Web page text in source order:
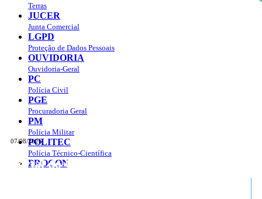
07/08/2026
Portal do Governo do
Terras
JUCER
Junta Comercial
LGPD
Proteção de Dados Pessoais
OUVIDORIA
Ouvidoria-Geral
PC
Polícia Civil
PGE
Procuradoria Geral
PM
Polícia Militar
POLITEC
Polícia Técnico-Científica
PROCON